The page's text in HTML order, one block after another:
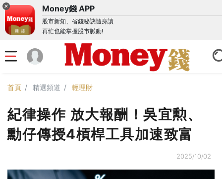
Money錢 APP
股市新知、省錢秘訣隨身讀
再忙也能掌握股市脈動!
首頁 精選頻道 輕理財
紀律操作 放大報酬！吳宜勲、
勳仔傳授4槓桿工具加速致富
2025/10/02